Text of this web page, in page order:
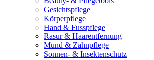
Gesichtspflege
Körperpflege
Hand & Fusspflege
Rasur & Haarentfernung
Mund & Zahnpflege
Sonnen- & Insektenschutz